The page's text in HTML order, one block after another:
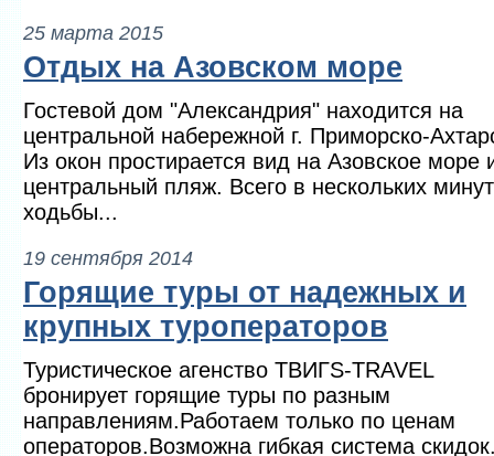
25 марта 2015
Отдых на Азовском море
Гостевой дом "Александрия" находится на
центральной набережной г. Приморско-
Из окон простирается вид на Азовское море
центральный пляж. Всего в нескольких
ходьбы...
19 сентября 2014
Горящие туры от надежных и
крупных туроператоров
Туристическое агенство ТВИГS-TRAVEL
бронирует горящие туры по разным
направлениям.Работаем только по ценам
операторов.Возможна гибкая система